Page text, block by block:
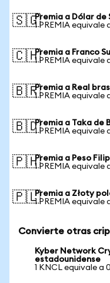
🇸🇬Premia a Dólar de
1 PREMIA equivale
🇨🇭Premia a Franco
1 PREMIA equivale
🇧🇷Premia a Real
1 PREMIA equivale
🇧🇩Premia a Taka de
1 PREMIA equivale
🇵🇭Premia a Peso
1 PREMIA equivale
🇵🇱Premia a Złoty
1 PREMIA equivale
Convierte otras
Kyber Network
estadounidense
1 KNCL equivale a